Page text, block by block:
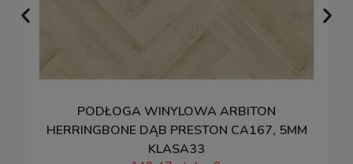
PODŁOGA WINYLOWA ARBITON
HERRINGBONE DĄB PRESTON CA167, 5MM
KLASA33